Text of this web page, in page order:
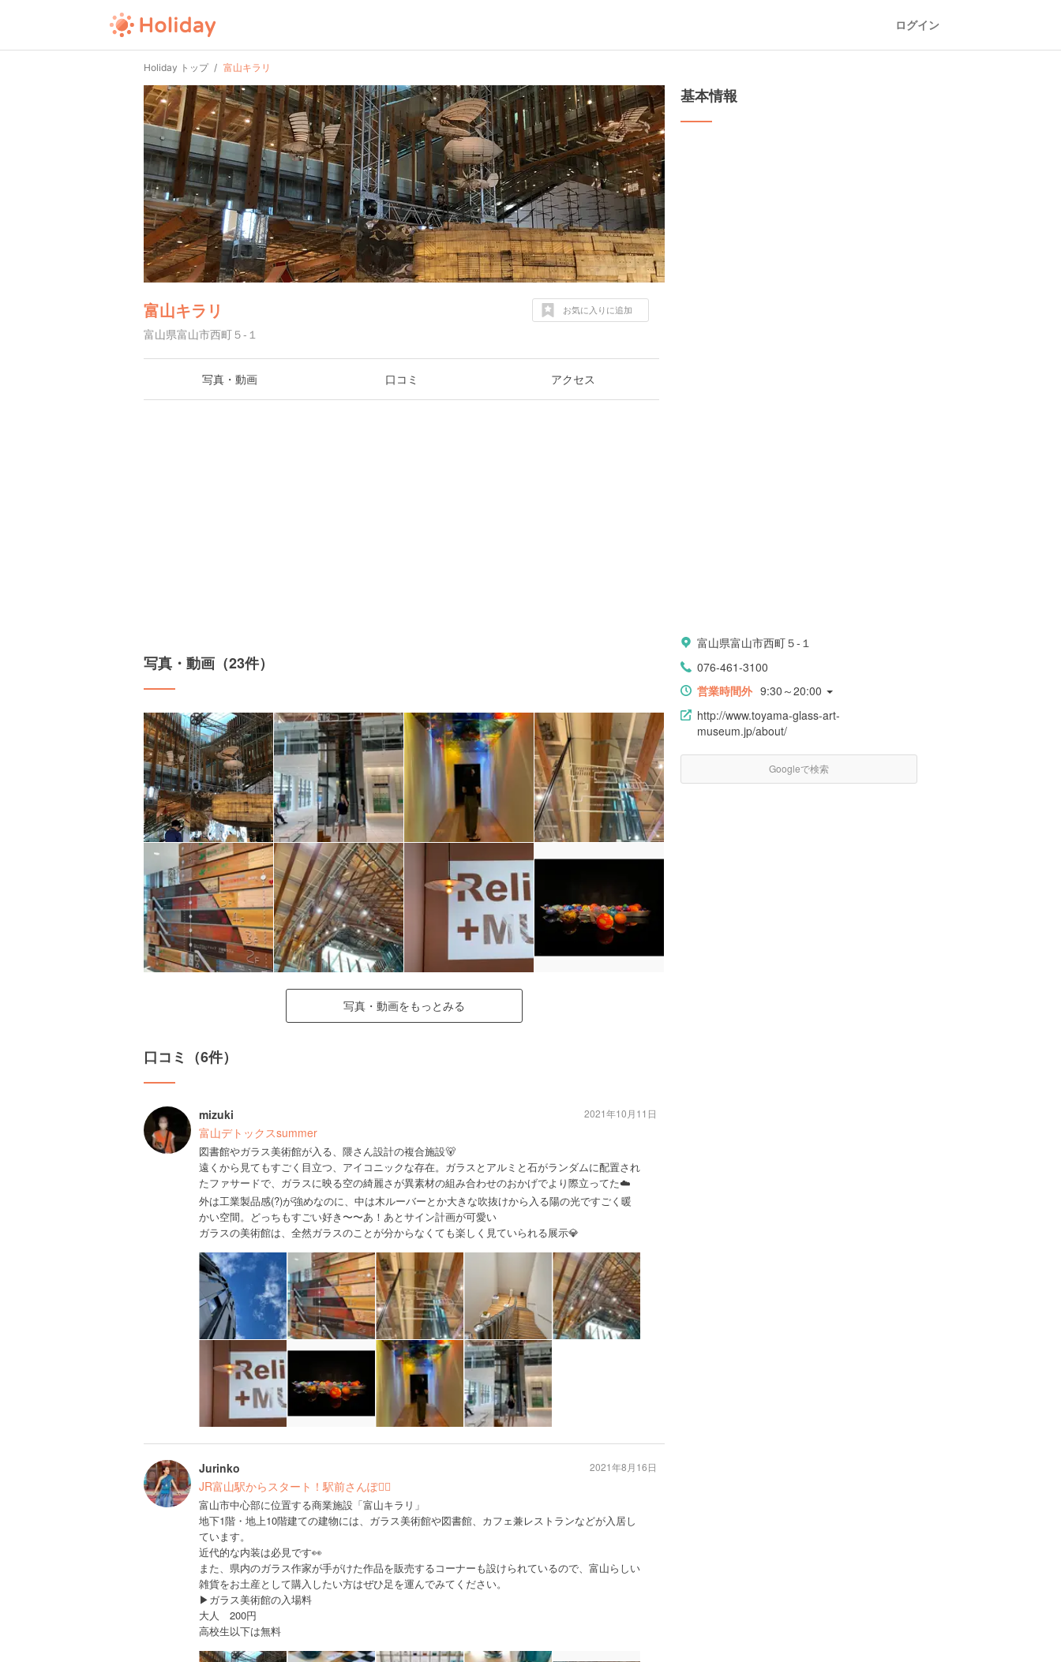
ログイン
Holiday トップ 富山キラリ
富山キラリ
富山県富山市西町５-１
お気に入りに追加
写真・動画 口コミ アクセス
写真・動画（23件）
写真・動画をもっとみる
口コミ（6件）
mizuki
富山デトックスsummer
図書館やガラス美術館が入る、隈さん設計の複合施設🐻
遠くから見てもすごく目立つ、アイコニックな存在。ガラスとアルミと石がランダムに配置され
たファサードで、ガラスに映る空の綺麗さが異素材の組み合わせのおかげでより際立ってた☁️
外は工業製品感(?)が強めなのに、中は木ルーバーとか大きな吹抜けから入る陽の光ですごく暖
かい空間。どっちもすごい好き〜〜あ！あとサイン計画が可愛い
ガラスの美術館は、全然ガラスのことが分からなくても楽しく見ていられる展示💎
2021年10月11日
Jurinko
JR富山駅からスタート！駅前さんぽ🚶‍♀️
富山市中心部に位置する商業施設「富山キラリ」
地下1階・地上10階建ての建物には、ガラス美術館や図書館、カフェ兼レストランなどが入居し
ています。
近代的な内装は必見です👀
また、県内のガラス作家が手がけた作品を販売するコーナーも設けられているので、富山らしい
雑貨をお土産として購入したい方はぜひ足を運んでみてください。
▶︎ガラス美術館の入場料
大人 200円
高校生以下は無料
2021年8月16日
基本情報
富山県富山市西町５-１
076-461-3100
営業時間外 9:30～20:00
http://www.toyama-glass-art-
museum.jp/about/
Googleで検索